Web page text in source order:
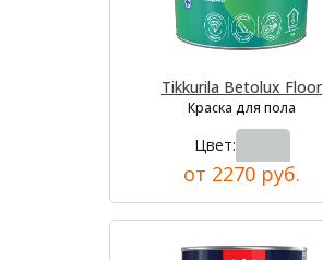
Tikkurila Betolux Floor
Краска для пола
Цвет:
от 2270 руб.